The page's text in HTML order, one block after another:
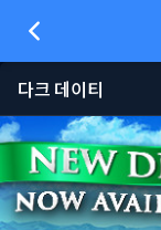
다크 데이티